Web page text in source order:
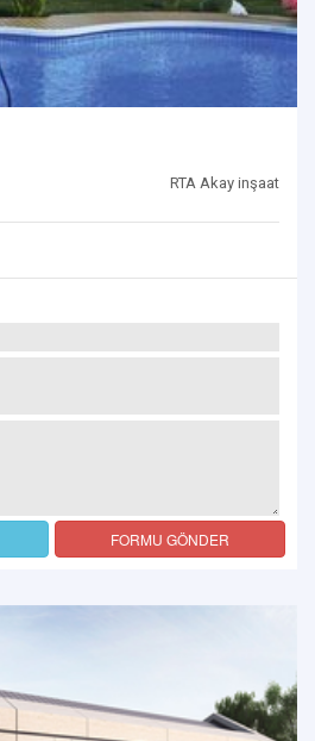
RTA Akay inşaat
FORMU GÖNDER